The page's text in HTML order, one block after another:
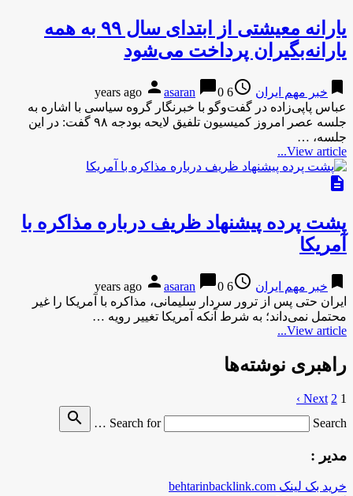
یارانه معیشتی از ابتدای سال ۹۹ به همه
یارانه‌بگیران پرداخت می‌شود
bookmark خبر مهم ایران access_time
6 years ago
person asaran chat_bubble0
عباس پاپی‌زاده در گفت‌وگو با خبرنگار گروه سیاسی با اشاره به
جلسه عصر امروز کمیسیون تلفیق لایحه بودجه ۹۸ گفت: در این
جلسه، …
View article...
description
پشت پرده پیشنهاد ظریف درباره مذاکره با
آمریکا
bookmark خبر مهم ایران access_time
6 years ago
person asaran chat_bubble0
ایران حتی پس از ترور سردار سلیمانی، مذاکره با آمریکا را غیر
محتمل نمی‌داند؛ به شرط آنکه آمریکا تغییر رویه …
View article...
راهبری نوشته‌ها
1
2
Next ›
Search for
Search …
search
مدیر :
خرید بک لینک behtarinbacklink.com